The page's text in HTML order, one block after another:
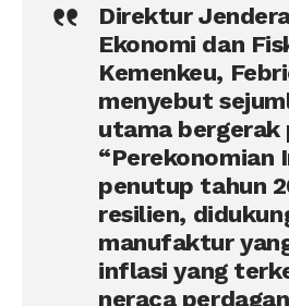
Direktur
Ekonomi dan
Kemenkeu,
menyebut
utama bergerak
“Perekonomian
penutup tahun
resilien,
manufaktur
inflasi yang
neraca